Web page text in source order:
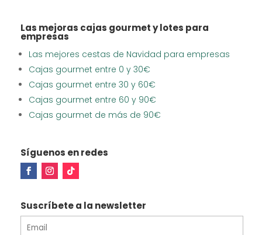
Las mejoras cajas gourmet y lotes para
empresas
Las mejores cestas de Navidad para empresas
Cajas gourmet entre 0 y 30€
Cajas gourmet entre 30 y 60€
Cajas gourmet entre 60 y 90€
Cajas gourmet de más de 90€
Síguenos en redes
Suscríbete a la newsletter